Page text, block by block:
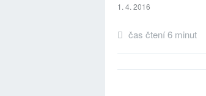
1. 4. 2016
čas čtení 6 minut